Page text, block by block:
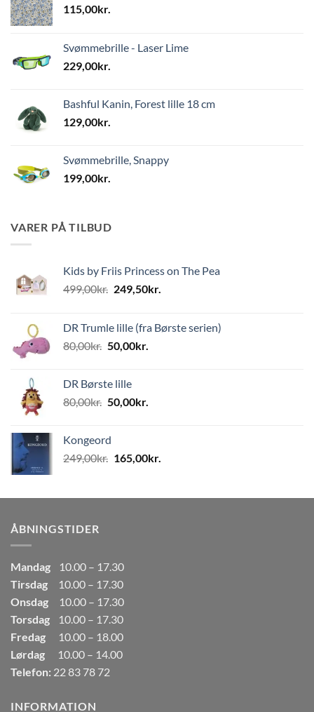
115,00kr.
Svømmebrille - Laser Lime
229,00kr.
Bashful Kanin, Forest lille 18 cm
129,00kr.
Svømmebrille, Snappy
199,00kr.
VARER PÅ TILBUD
Kids by Friis Princess on The Pea
499,00kr. Den
var:
499,00kr..
249,50kr.
er:
DR Trumle lille (fra Børste serien)
80,00kr. Den
var:
80,00kr..
50,00kr.
50,00kr..
DR Børste lille
80,00kr. Den
var:
80,00kr..
50,00kr.
50,00kr..
Kongeord
249,00kr. Den
var:
165,00kr.
er:
ÅBNINGSTIDER
Mandag
10.00 – 17.30
Tirsdag
10.00 – 17.30
Onsdag
10.00 – 17.30
Torsdag
10.00 – 17.30
Fredag
10.00 – 18.00
Lørdag
10.00 – 14.00
Telefon: 22 83 78 72
INFORMATION